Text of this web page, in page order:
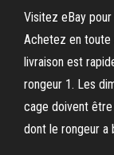
Visitez eBay
Achetez en toute
livraison est
rongeur 1. Les
cage doivent
dont le rongeur a